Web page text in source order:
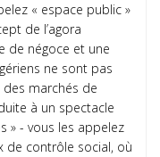
« espace public »
de l’agora
de négoce et une
ne sont pas
marchés de
à un spectacle
» - vous les appelez
de contrôle social, où